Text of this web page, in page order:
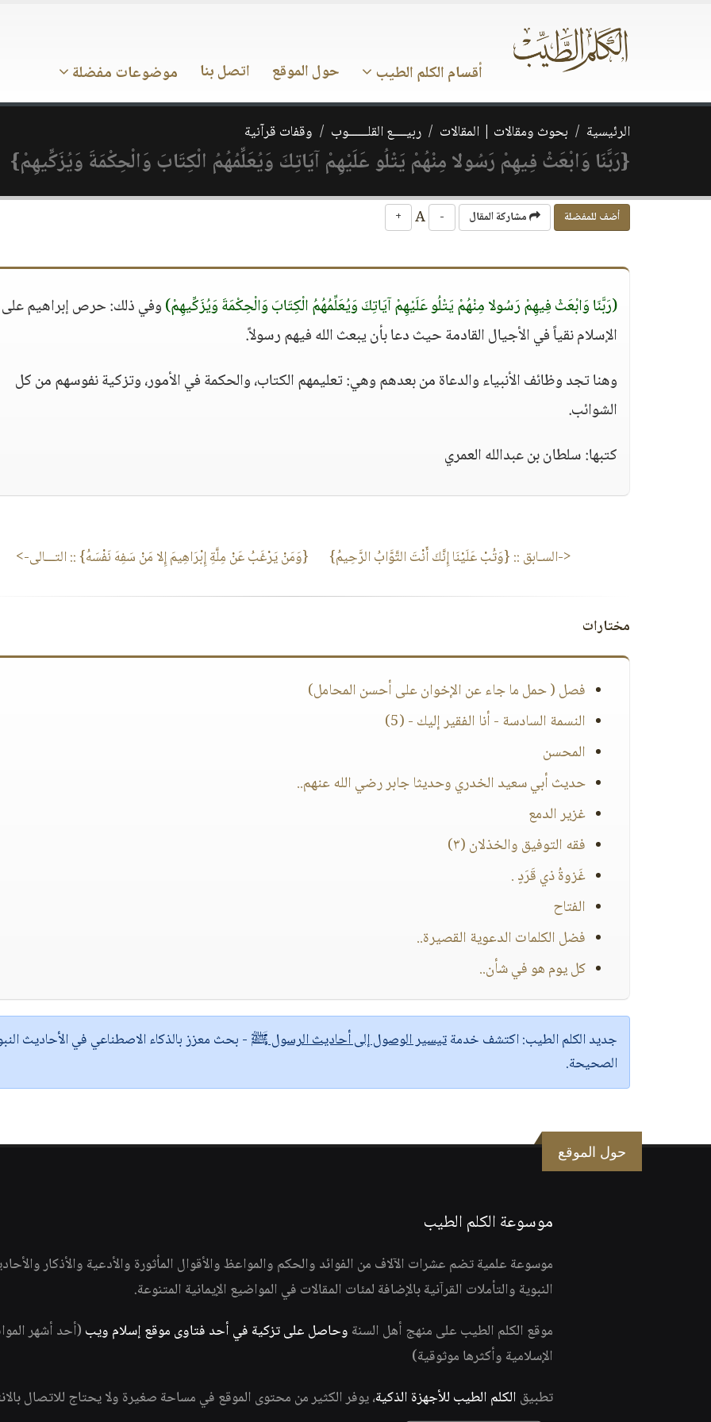
أقسام الكلم الطيب حول الموقع اتصل بنا موضوعات مفضلة
الرئيسية بحوث ومقالات | المقالات ربيــــع القلــــــوب وقفات قرآنية
{رَبَّنَا وَابْعَثْ فِيهِمْ رَسُولا مِنْهُمْ يَتْلُو عَلَيْهِمْ آيَاتِكَ وَيُعَلِّمُهُمُ الْكِتَابَ وَالْحِكْمَةَ وَيُزَكِّيهِمْ}
أضف للمفضلة مشاركة المقال -
+
(رَبَّنَا وَابْعَثْ فِيهِمْ رَسُولا مِنْهُمْ يَتْلُو عَلَيْهِمْ آيَاتِكَ وَيُعَلِّمُهُمُ الْكِتَابَ وَالْحِكْمَةَ وَيُزَكِّيهِمْ)وفي ذلك: حرص إبراهيم على
الإسلام نقياً في الأجيال القادمة حيث دعا بأن يبعث الله فيهم رسولاً.
وهنا تجد وظائف الأنبياء والدعاة من بعدهم وهي: تعليمهم الكتاب، والحكمة في الأمور، وتزكية نفوسهم من كل
الشوائب.
كتبها: سلطان بن عبدالله العمري
<-السـابق :: {وَتُبْ عَلَيْنَا إِنَّكَ أَنْتَ التَّوَّابُ الرَّحِيمُ} {وَمَنْ يَرْغَبُ عَنْ مِلَّةِ إِبْرَاهِيمَ إِلا مَنْ سَفِهَ نَفْسَهُ} :: التـــالى->
مختارات
فصل ( حمل ما جاء عن الإخوان على أحسن المحامل)
النسمة السادسة - أنا الفقير إليك - (5)
المحسن
حديث أبي سعيد الخدري وحديثا جابر رضي الله عنهم..
غزير الدمع
فقه التوفيق والخذلان (٣)
غَزوةُ ذي قَرَدٍ .
الفتاح
فضل الكلمات الدعوية القصيرة..
كل يوم هو في شأن..
جديد الكلم الطيب:اكتشف خدمةتيسير الوصول إلى أحاديث الرسول ﷺ - بحث معزز بالذكاء الاصطناعي في الأحاديث
الصحيحة.
حول الموقع
موسوعة الكلم الطيب
موسوعة علمية تضم عشرات الآلاف من الفوائد والحكم والمواعظ والأقوال المأثورة والأدعية والأذكار
النبوية والتأملات القرآنية بالإضافة لمئات المقالات في المواضيع الإيمانية المتنوعة.
موقع الكلم الطيب على منهج أهل السنة وحاصل على تزكية في أحد فتاوى موقع إسلام ويب (أحد أشهر
الإسلامية وأكثرها موثوقية)
تطبيق الكلم الطيب للأجهزة الذكية، يوفر الكثير من محتوى الموقع في مساحة صغيرة ولا يحتاج للاتصال